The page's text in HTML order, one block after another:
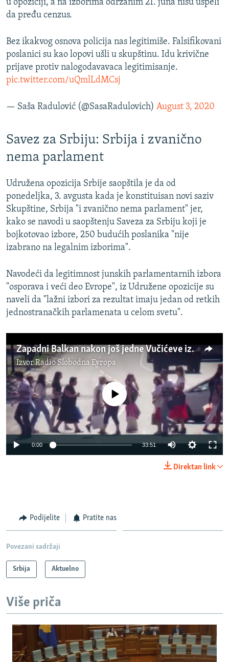
u opoziciji, a na izborima održanim 21. juna nisu uspeli
da pređu cenzus.
Bez ikakvog osnova policija nas legitimiše. Falsifikovani
poslanici su kao lopovi ušli u skupštinu. Idu krivične
prijave protiv nalogodavavaca legitimisanje.
pic.twitter.com/uQmlLdMCsj
— Saša Radulović (@SasaRadulovich) August 3, 2020
Savez za Srbiju: Srbija i zvanično
nema parlament
Udružena opozicija Srbije saopštila je da od
ponedeljka, 3. avgusta kada je konstituisan novi saziv
Skupštine, Srbija "i zvanično nema parlament" jer,
kako se navodi u saopštenju Saveza za Srbiju koji je
bojkotovao izbore, 250 budućih poslanika "nije
izabrano na legalnim izborima".
Navodeći da legitimnost junskih parlamentarnih izbora
"osporava i veći deo Evrope", iz Udružene opozicije su
naveli da "lažni izbori za rezultat imaju jedan od retkih
jednostranačkih parlamenata u celom svetu".
Zapadni Balkan nakon još jedne Vučićeve izborne pobede
IzvorRadio Slobodna Evropa
720p
No media source currently available
0:00 33:51 Auto
1080p
Direktan link
Podijelite Pratite nas
Povezani sadržaji
Srbija Aktuelno
Više priča